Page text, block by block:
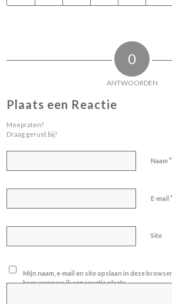
0
ANTWOORDEN
Plaats een Reactie
Meepraten?
Draag gerust bij!
Naam*
E-mail
Site
Mijn naam, e-mail en site opslaan in deze
keer wanneer ik een reactie plaats.